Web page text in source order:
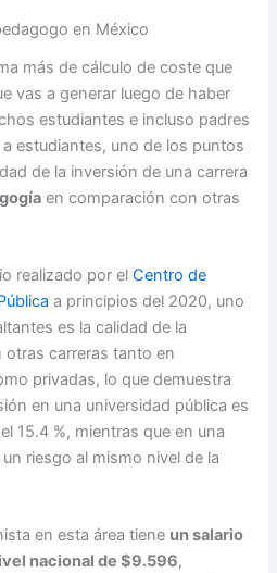
en México
más de cálculo de coste que
vas a generar luego de haber
estudiantes e incluso padres
estudiantes, uno de los puntos
de la inversión de una carrera
en comparación con otras
realizado por elCentro de
a principios del 2020, uno
es la calidad de la
carreras tanto en
privadas, lo que demuestra
en una universidad pública es
15.4 %, mientras que en una
riesgo al mismo nivel de la
en esta área tiene un salario
nacional de $9.596,